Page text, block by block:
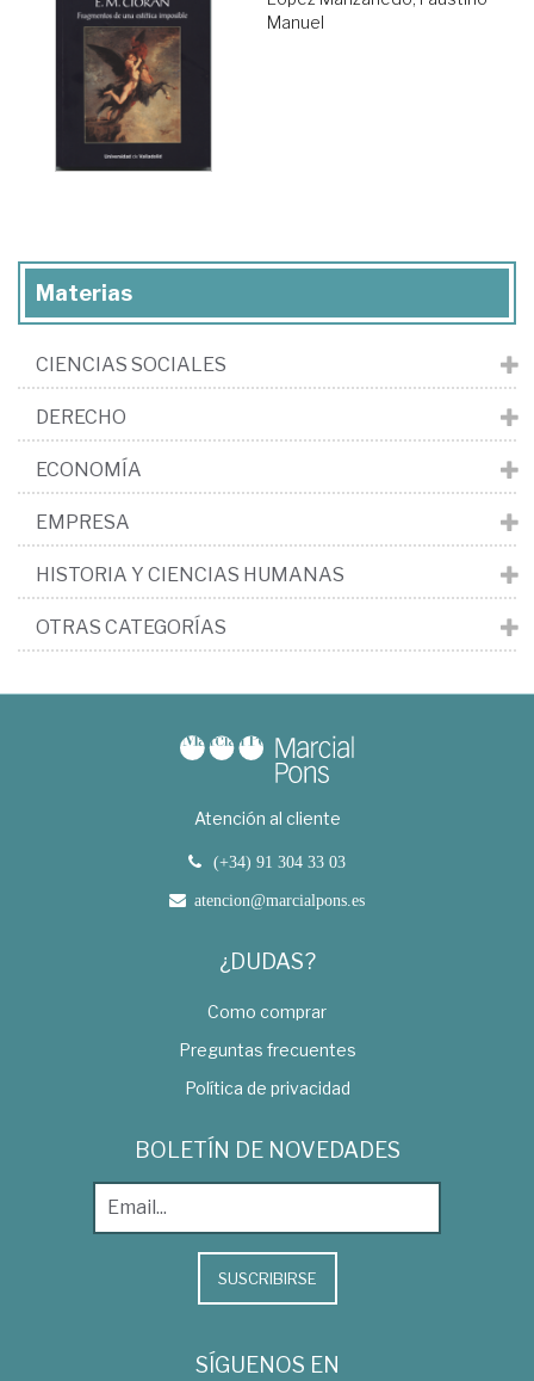
Manuel
Materias
CIENCIAS SOCIALES
DERECHO
ECONOMÍA
EMPRESA
HISTORIA Y CIENCIAS HUMANAS
OTRAS CATEGORÍAS
Atención al cliente
(+34) 91 304 33 03
atencion@marcialpons.es
¿DUDAS?
Como comprar
Preguntas frecuentes
Política de privacidad
BOLETÍN DE NOVEDADES
SUSCRIBIRSE
SÍGUENOS EN